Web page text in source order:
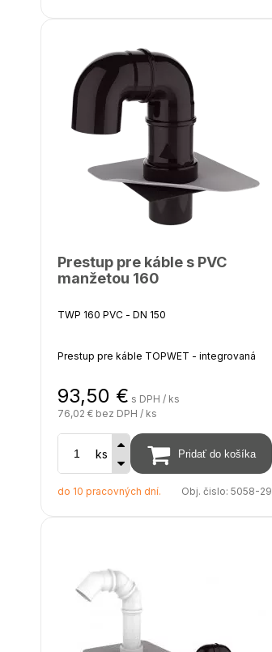
Prestup pre káble s PVC
manžetou 160
TWP 160 PVC - DN 150
Prestup pre káble TOPWET - integrovaná
izoláciu 300 mm, na objednávku možnosť
predĺženia až do 2000 mm
93,50 € s DPH / ks
76,02 € bez DPH / ks
ks
do 10 pracovných dní. Obj. čislo:5058-29